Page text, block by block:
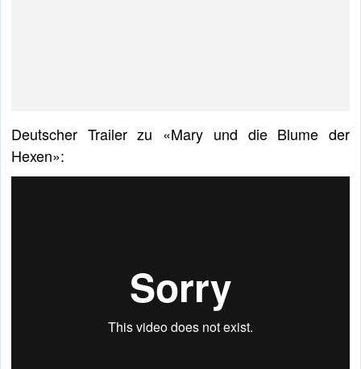
Deutscher Trailer zu «Mary und die Blume der
Hexen»: